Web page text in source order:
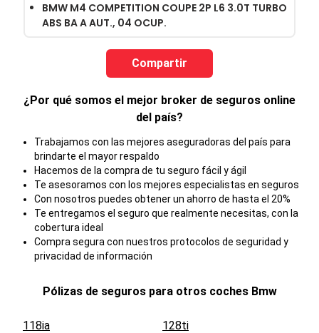
BMW M4 COMPETITION COUPE 2P L6 3.0T TURBO
ABS BA A AUT., 04 OCUP.
Compartir
¿Por qué somos el mejor broker de seguros online
del país?
Trabajamos con las mejores aseguradoras del país para
brindarte el mayor respaldo
Hacemos de la compra de tu seguro fácil y ágil
Te asesoramos con los mejores especialistas en seguros
Con nosotros puedes obtener un ahorro de hasta el 20%
Te entregamos el seguro que realmente necesitas, con la
cobertura ideal
Compra segura con nuestros protocolos de seguridad y
privacidad de información
Pólizas de seguros para otros coches Bmw
118ia 128ti